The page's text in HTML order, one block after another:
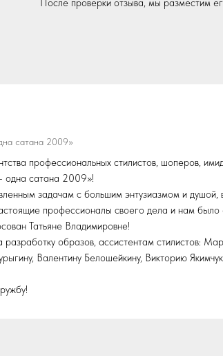
сатана 2009»
профессиональных стилистов, шоперов,
одна сатана 2009»!
задачам с большим энтузиазмом и
профессионалы своего дела и нам было
Татьяне Владимировнe!
образов, ассистентам стилистов:
Валентину Белошейкину, Викторию